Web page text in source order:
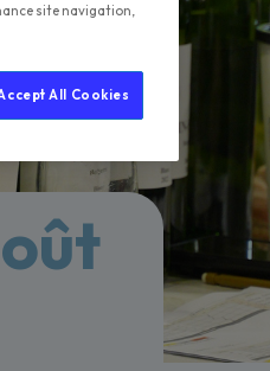
site navigation,
All Cookies